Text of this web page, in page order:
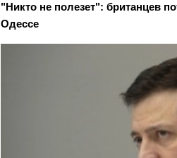
"Никто не полезет": британцев
Одессе